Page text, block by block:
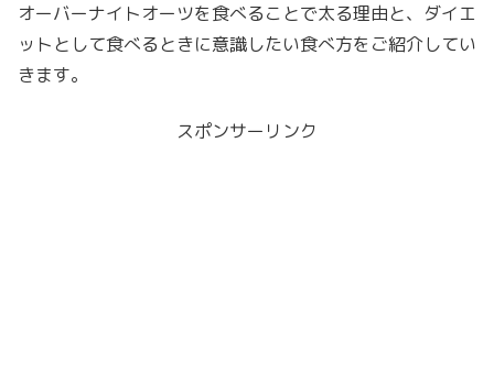
オーバーナイトオーツを食べることで太る理由と、ダイエ
ットとして食べるときに意識したい食べ方をご紹介してい
きます。
スポンサーリンク